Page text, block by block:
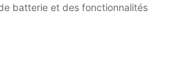
batterie et des fonctionnalités